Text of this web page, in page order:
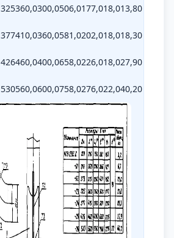
325360,0300,0506,0177,018,013,80
377410,0360,0581,0202,018,018,30
426460,0400,0658,0226,018,027,90
530560,0600,0758,0276,022,040,20